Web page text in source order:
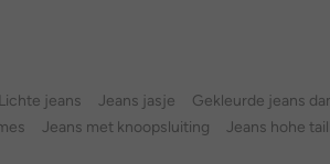
Lichte jeans Jeans jasje
Gekleurde jeans
Jeans met knoopsluiting
Jeans hohe